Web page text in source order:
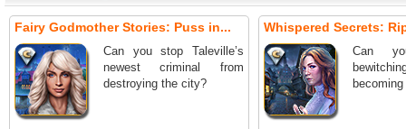
Fairy Godmother Stories: Puss in...
Can you stop Taleville’s
newest criminal from
destroying the city?
Whispered Secrets:
Can